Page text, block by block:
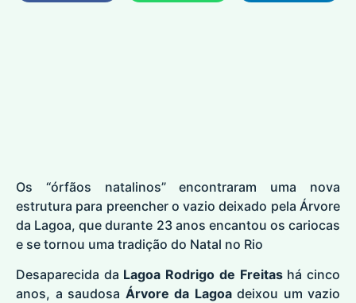
Os “órfãos natalinos” encontraram uma nova
estrutura para preencher o vazio deixado pela Árvore
da Lagoa, que durante 23 anos encantou os cariocas
e se tornou uma tradição do Natal no Rio
Desaparecida da Lagoa Rodrigo de Freitashá cinco
anos, a saudosa Árvore da Lagoadeixou um vazio